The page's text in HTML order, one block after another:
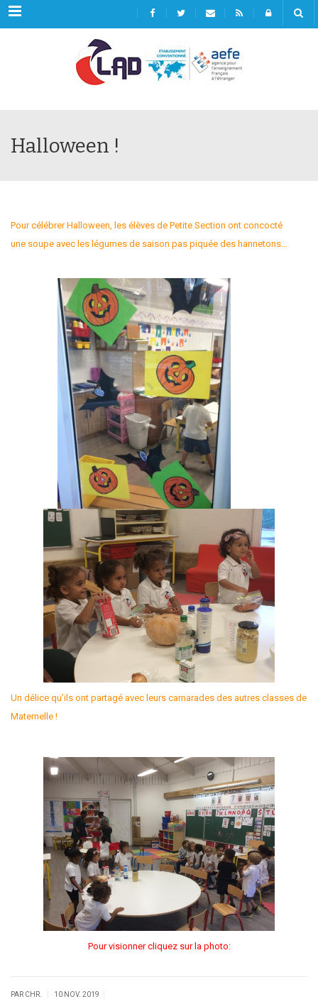
Menu
Halloween !
Pour célébrer Halloween, les élèves de Petite Section ont concocté
une soupe avec les légumes de saison pas piquée des hannetons…
Un délice qu’ils ont partagé avec leurs camarades des autres classes de
Maternelle !
Pour visionner cliquez sur la photo:
PAR CHR. 10 NOV. 2019